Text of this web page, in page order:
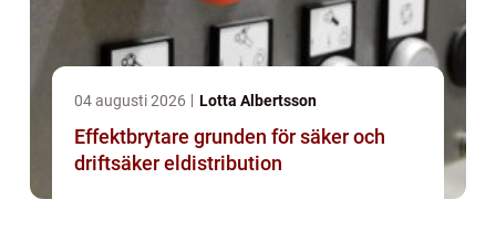
04 augusti 2026 Lotta Albertsson
Effektbrytare grunden för säker och
driftsäker eldistribution